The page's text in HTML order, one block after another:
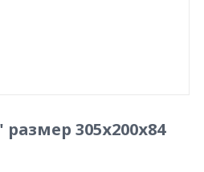
305х200х84